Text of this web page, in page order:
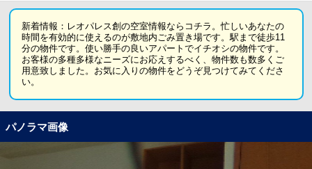
新着情報：レオパレス創の空室情報ならコチラ。忙しいあなたの
時間を有効的に使えるのが敷地内ごみ置き場です。駅まで徒歩11
分の物件です。使い勝手の良いアパートでイチオシの物件です。
お客様の多種多様なニーズにお応えするべく、物件数も数多くご
用意致しました。お気に入りの物件をどうぞ見つけてみてくださ
い。
パノラマ画像